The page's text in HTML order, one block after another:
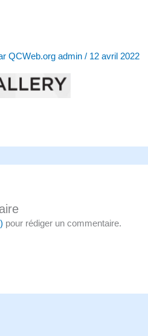
QCWeb.org admin/ 12 avril 2022
pour rédiger un commentaire.